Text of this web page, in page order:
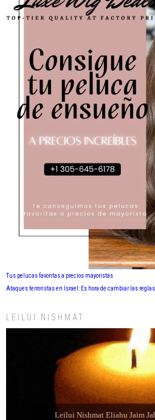
Tus pelucas favoritas a precios mayoristas
Ataques terroristas en Israel: Es hora de cambiar las
LEILUI NISHMAT
Leilui Nishmat Refael Shelomo